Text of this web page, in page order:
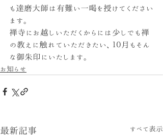
も達磨大師は有難い一喝を授けてください
ます。
禅寺にお越しいただくからには少しでも禅
の教えに触れていただきたい、１０月もそん
な御朱印にいたします。
お知らせ
最新記事 すべて表示